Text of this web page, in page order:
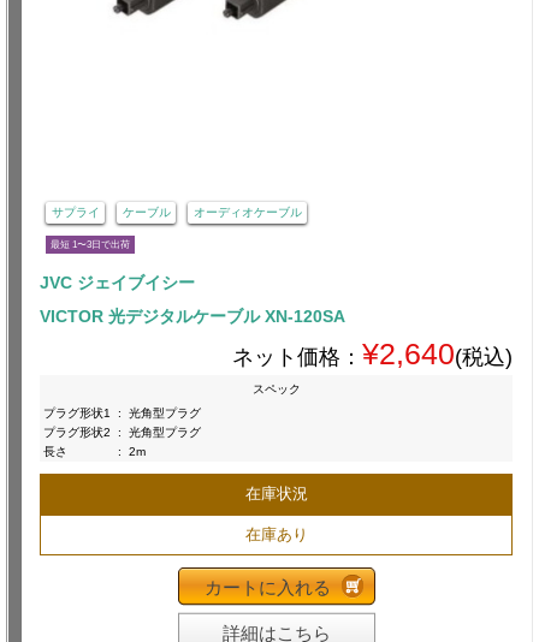
サプライ ケーブル オーディオケーブル
最短 1〜3日で出荷
JVC ジェイブイシー
VICTOR 光デジタルケーブル XN-120SA
ネット価格： ¥2,640(税込)
スペック
プラグ形状1
:
光角型プラグ
プラグ形状2
:
光角型プラグ
長さ
: 2m
在庫状況
在庫あり
カートに入れる
詳細はこちら